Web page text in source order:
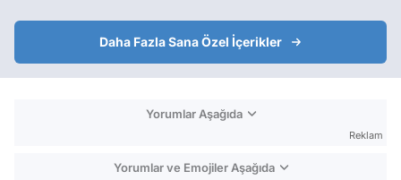
Daha Fazla Sana Özel İçerikler
Yorumlar Aşağıda
Reklam
Yorumlar ve Emojiler Aşağıda